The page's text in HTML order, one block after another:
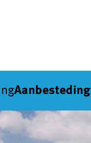
Aanbesteding